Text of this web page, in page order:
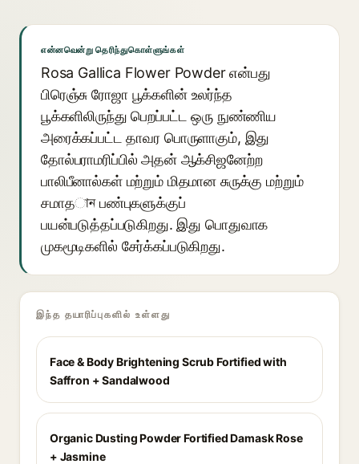
என்னவென்று தெரிந்துகொள்ளுங்கள்
Rosa Gallica Flower Powder என்பது
பிரெஞ்சு ரோஜா பூக்களின் உலர்ந்த
பூக்களிலிருந்து பெறப்பட்ட ஒரு நுண்ணிய
அரைக்கப்பட்ட தாவர பொருளாகும், இது
தோல்பராமரிப்பில் அதன் ஆக்சிஜனேற்ற
பாலிபீனால்கள் மற்றும் மிதமான சுருக்கு மற்றும்
சமாதান பண்புகளுக்குப்
பயன்படுத்தப்படுகிறது. இது பொதுவாக
முகமூடிகளில் சேர்க்கப்படுகிறது.
இந்த தயாரிப்புகளில் உள்ளது
Face & Body Brightening Scrub Fortified with
Saffron + Sandalwood
Organic Dusting Powder Fortified Damask Rose
+ Jasmine